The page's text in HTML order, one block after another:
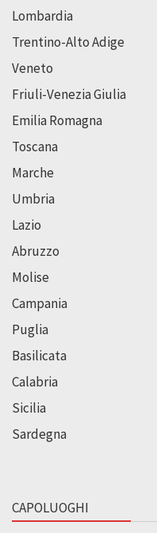
Lombardia
Trentino-Alto Adige
Veneto
Friuli-Venezia Giulia
Emilia Romagna
Toscana
Marche
Umbria
Lazio
Abruzzo
Molise
Campania
Puglia
Basilicata
Calabria
Sicilia
Sardegna
CAPOLUOGHI